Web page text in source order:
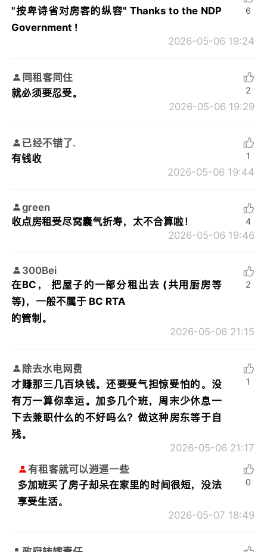
"按卑诗省对房客的纵容" Thanks to the NDP
Government !
2026-05-06 19:24
6
同租客同住
就必须要忍受。
2026-05-06 19:29
2
已经不错了.
有钱收
2026-05-06 19:44
1
green
收点房租受尽窝囊气折寿，太不合算啦！
2026-05-06 19:46
4
300Bei
在BC， 把屋子的一部分租出去 (共用厨房等
等)，一般不属于 BC RTA
的管制。
2026-05-06 21:15
2
除去水电网费
才赚那三几百块钱。还要受气担惊受怕的。没
有万一算你幸运。加多几个班，周末少休息一
下去兼职什么的不好吗么？做这种房东等于自
残。
2026-05-06 21:17
1
有租客就可以逍遥一些
多加班买了房子却呆在家里的时间很短，没法
享受生活。
2026-05-07 18:49
0